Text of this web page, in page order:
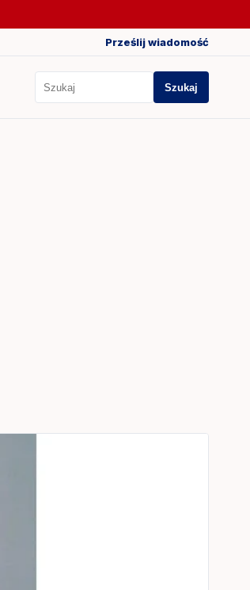
Prześlij wiadomość
Szukaj
Szukaj